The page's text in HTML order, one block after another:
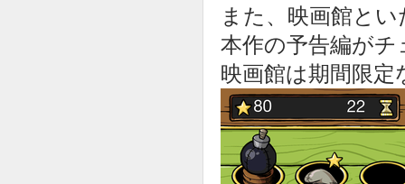
また、映画館と
本作の予告編が
映画館は期間限